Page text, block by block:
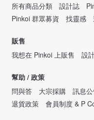
所有商品分類
設計誌
Pinkoi 群眾募資
找靈感
販售
我想在 Pinkoi 上販售
設
幫助 / 政策
問與答
大宗採購 訊息
退貨政策
會員制度 & P